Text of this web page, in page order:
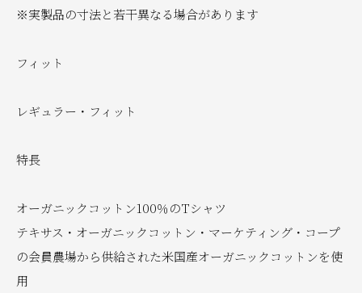
※実製品の寸法と若干異なる場合があります
フィット
レギュラー・フィット
特長
オーガニックコットン100％のTシャツ
テキサス・オーガニックコットン・マーケティング・コープ
の会員農場から供給された米国産オーガニックコットンを使
用